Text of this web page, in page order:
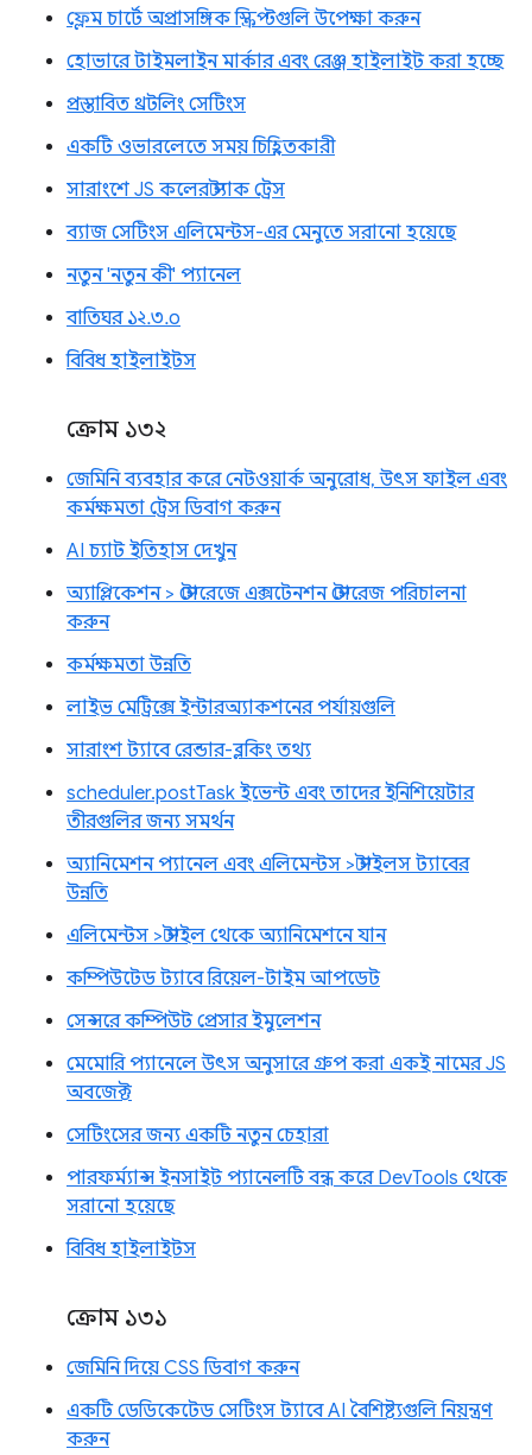
ফ্লেম চার্টে অপ্রাসঙ্গিক স্ক্রিপ্টগুলি উপেক্ষা করুন
হোভারে টাইমলাইন মার্কার এবং রেঞ্জ হাইলাইট করা হচ্ছে
প্রস্তাবিত থ্রটলিং সেটিংস
একটি ওভারলেতে সময় চিহ্নিতকারী
সারাংশে JS কলের স্ট্যাক ট্রেস
ব্যাজ সেটিংস এলিমেন্টস-এর মেনুতে সরানো হয়েছে
নতুন 'নতুন কী' প্যানেল
বাতিঘর ১২.৩.০
বিবিধ হাইলাইটস
ক্রোম ১৩২
জেমিনি ব্যবহার করে নেটওয়ার্ক অনুরোধ, উৎস ফাইল এবং
কর্মক্ষমতা ট্রেস ডিবাগ করুন
AI চ্যাট ইতিহাস দেখুন
অ্যাপ্লিকেশন > স্টোরেজে এক্সটেনশন স্টোরেজ পরিচালনা
করুন
কর্মক্ষমতা উন্নতি
লাইভ মেট্রিক্সে ইন্টারঅ্যাকশনের পর্যায়গুলি
সারাংশ ট্যাবে রেন্ডার-ব্লকিং তথ্য
scheduler.postTask ইভেন্ট এবং তাদের ইনিশিয়েটার
তীরগুলির জন্য সমর্থন
অ্যানিমেশন প্যানেল এবং এলিমেন্টস > স্টাইলস ট্যাবের
উন্নতি
এলিমেন্টস > স্টাইল থেকে অ্যানিমেশনে যান
কম্পিউটেড ট্যাবে রিয়েল-টাইম আপডেট
সেন্সরে কম্পিউট প্রেসার ইমুলেশন
মেমোরি প্যানেলে উৎস অনুসারে গ্রুপ করা একই নামের JS
অবজেক্ট
সেটিংসের জন্য একটি নতুন চেহারা
পারফর্ম্যান্স ইনসাইট প্যানেলটি বন্ধ করে DevTools থেকে
সরানো হয়েছে
বিবিধ হাইলাইটস
ক্রোম ১৩১
জেমিনি দিয়ে CSS ডিবাগ করুন
একটি ডেডিকেটেড সেটিংস ট্যাবে AI বৈশিষ্ট্যগুলি নিয়ন্ত্রণ
করুন